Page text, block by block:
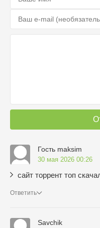
Гость maksim
30 мая 2026 00:26
сайт торрент топ
Ответить
Savchik